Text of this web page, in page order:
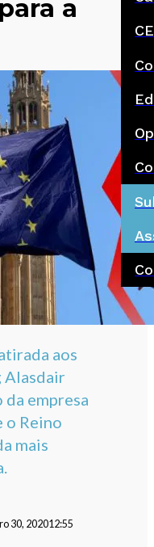
a
aos
Alasdair
empresa
o Reino
mais
30, 202012:55